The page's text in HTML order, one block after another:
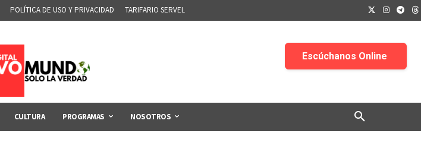
POLÍTICA DE USO Y PRIVACIDAD TARIFARIO SERVEL
CULTURA PROGRAMAS NOSOTROS